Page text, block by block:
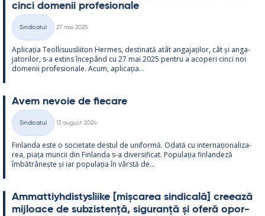
cinci do­me­nii pro­fe­sio­nale
Categorii
Sindicatul
27 mai 2025
Aplicația Teol­li­suus­lii­ton Her­mes, des­ti­nată atât an­ga­jați­lor, cât și an­ga­
ja­to­ri­lor, s-a ex­tins începând cu 27 mai 2025 pentru a aco­peri cinci noi
do­me­nii pro­fe­sio­nale. Acum, aplicația...
Avem ne­voie de fiecare
Categorii
Sindicatul
13 august 2024
Fin­landa este o socie­tate des­tul de uni­formă. Odată cu in­ter­națio­na­liza­
rea, piața muncii din Fin­landa s-a di­ver­si­ficat. Po­pu­lația fin­lan­deză
îmbătrâ­nește și iar po­pu­lația în vârstă de...
Am­mat­tiyh­dis­tys­liike [mișca­rea sin­dicală] cree­ază
mij­loace de subzis­tență, si­gu­ranță și oferă opor­